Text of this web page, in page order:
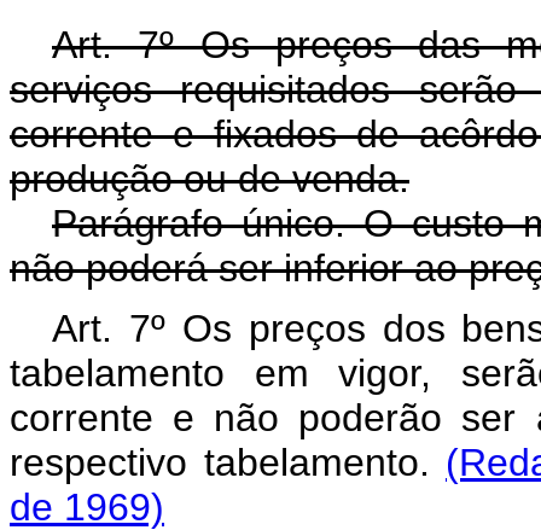
Art. 7º Os preços das
serviços requisitados
corrente e fixados de
produção ou de venda.
Parágrafo único. O custo
não poderá ser inferior ao
Art. 7º Os preços dos
tabelamento em vigor,
corrente e não poderão ser
respectivo tabelamento.
de 1969)